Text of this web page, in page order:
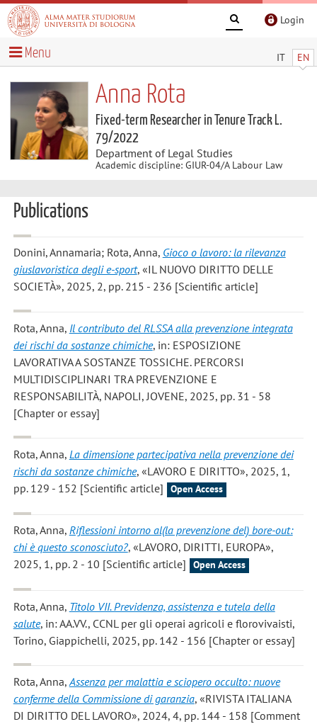
Login
IT EN
Menu
Anna Rota
Fixed-term Researcher in Tenure Track L.
79/2022
Department of Legal Studies
Academic discipline: GIUR-04/A Labour Law
Publications
Donini, Annamaria; Rota, Anna, Gioco o lavoro: la rilevanza
giuslavoristica degli e-sport, «IL NUOVO DIRITTO DELLE
SOCIETÀ», 2025, 2, pp. 215 - 236 [Scientific article]
Rota, Anna, Il contributo del RLSSA alla prevenzione integrata
dei rischi da sostanze chimiche, in: ESPOSIZIONE
LAVORATIVA A SOSTANZE TOSSICHE. PERCORSI
MULTIDISCIPLINARI TRA PREVENZIONE E
RESPONSABILITÀ, NAPOLI, JOVENE, 2025, pp. 31 - 58
[Chapter or essay]
Rota, Anna, La dimensione partecipativa nella prevenzione dei
rischi da sostanze chimiche, «LAVORO E DIRITTO», 2025, 1,
pp. 129 - 152 [Scientific article]
Open Access
Rota, Anna, Riflessioni intorno al(la prevenzione del) bore-out:
chi è questo sconosciuto?, «LAVORO, DIRITTI, EUROPA»,
2025, 1, pp. 2 - 10 [Scientific article]
Open Access
Rota, Anna, Titolo VII. Previdenza, assistenza e tutela della
salute, in: AA.VV., CCNL per gli operai agricoli e florovivaisti,
Torino, Giappichelli, 2025, pp. 142 - 156 [Chapter or essay]
Rota, Anna, Assenza per malattia e sciopero occulto: nuove
conferme della Commissione di garanzia, «RIVISTA ITALIANA
DI DIRITTO DEL LAVORO», 2024, 4, pp. 144 - 158 [Comment